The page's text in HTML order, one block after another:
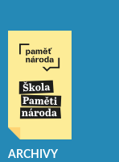
ARCHIVY